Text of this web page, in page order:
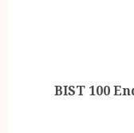
BIST 100